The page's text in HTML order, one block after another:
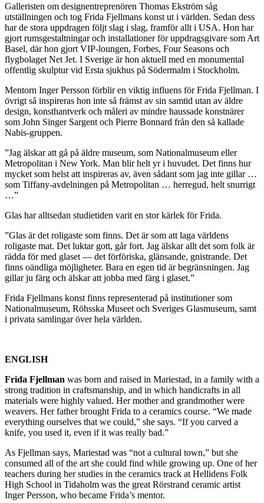
Galleristen om designentreprenören Thomas Ekström såg
utställningen och tog Frida Fjellmans konst ut i världen. Sedan dess
har de stora uppdragen följt slag i slag, framför allt i USA. Hon har
gjort rumsgestaltningar och installationer för uppdragsgivare som Art
Basel, där hon gjort VIP-loungen, Forbes, Four Seasons och
flygbolaget Net Jet. I Sverige är hon aktuell med en monumental
offentlig skulptur vid Ersta sjukhus på Södermalm i Stockholm.
Mentorn Inger Persson förblir en viktig influens för Frida Fjellman. I
övrigt så inspireras hon inte så främst av sin samtid utan av äldre
design, konsthantverk och måleri av mindre haussade konstnärer
som John Singer Sargent och Pierre Bonnard från den så kallade
Nabis-gruppen.
”Jag älskar att gå på äldre museum, som Nationalmuseum eller
Metropolitan i New York. Man blir helt yr i huvudet. Det finns hur
mycket som helst att inspireras av, även sådant som jag inte gillar …
som Tiffany-avdelningen på Metropolitan … herregud, helt snurrigt
…”
Glas har alltsedan studietiden varit en stor kärlek för Frida.
”Glas är det roligaste som finns. Det är som att laga världens
roligaste mat. Det luktar gott, går fort. Jag älskar allt det som folk är
rädda för med glaset — det förföriska, glänsande, gnistrande. Det
finns oändliga möjligheter. Bara en egen tid är begränsningen. Jag
gillar ju färg och älskar att jobba med färg i glaset.”
Frida Fjellmans konst finns representerad på institutioner som
Nationalmuseum, Röhsska Museet och Sveriges Glasmuseum, samt
i privata samlingar över hela världen.
ENGLISH
Frida Fjellman was born and raised in Mariestad, in a family with a
strong tradition in craftsmanship, and in which handicrafts in all
materials were highly valued. Her mother and grandmother were
weavers. Her father brought Frida to a ceramics course. “We made
everything ourselves that we could,” she says. “If you carved a
knife, you used it, even if it was really bad.”
As Fjellman says, Mariestad was “not a cultural town,” but she
consumed all of the art she could find while growing up. One of her
teachers during her studies in the ceramics track at Hellidens Folk
High School in Tidaholm was the great Rörstrand ceramic artist
Inger Persson, who became Frida’s mentor.